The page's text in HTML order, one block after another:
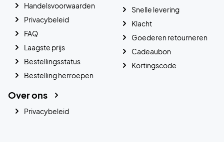
Handelsvoorwaarden
Privacybeleid
FAQ
Laagste prijs
Bestellingsstatus
Bestelling herroepen
Snelle levering
Klacht
Goederen retourneren
Cadeaubon
Kortingscode
Over ons
Privacybeleid